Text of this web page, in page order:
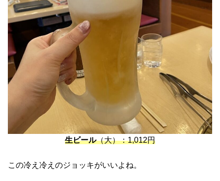
生ビール（大）：1,012円
この冷え冷えのジョッキがいいよね。